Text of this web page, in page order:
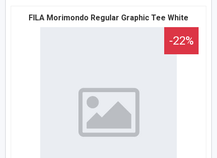
FILA Morimondo Regular Graphic Tee White
-22%